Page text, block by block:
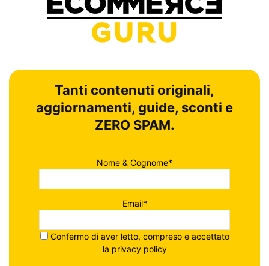
Tanti contenuti originali,
aggiornamenti, guide, sconti e
ZERO SPAM.
Nome & Cognome*
Email*
Confermo di aver letto, compreso e accettato
la privacy policy